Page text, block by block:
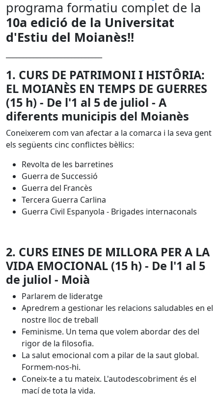
programa formatiu complet de la
10a edició de la Universitat
d'Estiu del Moianès!!
1. CURS DE PATRIMONI I HISTÔRIA:
EL MOIANÈS EN TEMPS DE GUERRES
(15 h) - De l'1 al 5 de juliol - A
diferents municipis del Moianès
Coneixerem com van afectar a la comarca i la seva gent
els següents cinc conflictes bèl·lics:
Revolta de les barretines
Guerra de Successió
Guerra del Francès
Tercera Guerra Carlina
Guerra Civil Espanyola - Brigades internaconals
2. CURS EINES DE MILLORA PER A LA
VIDA EMOCIONAL (15 h) - De l'1 al 5
de juliol - Moià
Parlarem de lideratge
Apredrem a gestionar les relacions saludables en el
nostre lloc de treball
Feminisme. Un tema que volem abordar des del
rigor de la filosofia.
La salut emocional com a pilar de la saut global.
Formem-nos-hi.
Coneix-te a tu mateix. L'autodescobriment és el
mací de tota la vida.